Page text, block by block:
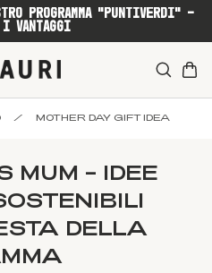
PROGRAMMA "PUNTIVERDI" -
VANTAGGI
/ MOTHER DAY GIFT IDEA
MUM – IDEE
DELLA